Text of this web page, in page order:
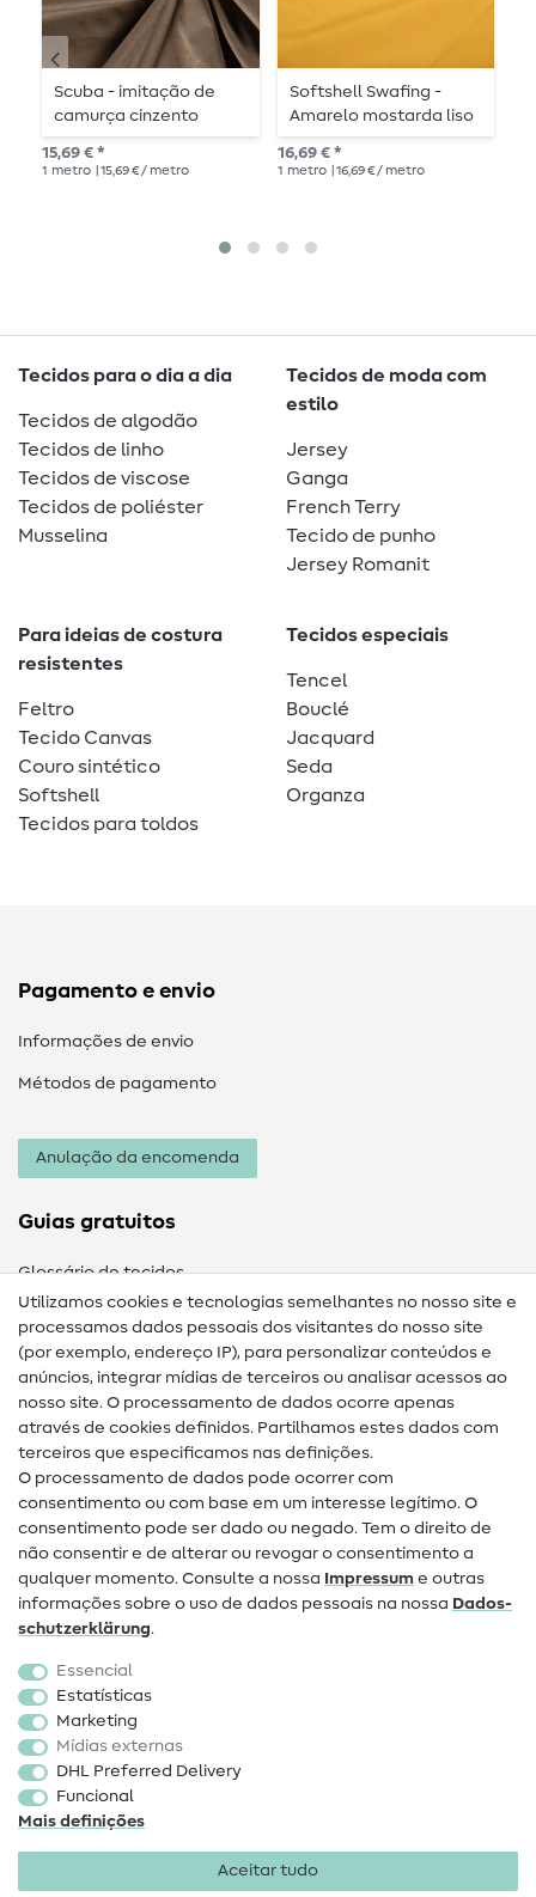
Scuba - imitação de
camurça cinzento
taupe
15,69 € *
1 metro | 15,69 € / metro
Softshell Swafing -
Amarelo mostarda liso
16,69 € *
1 metro | 16,69 € / metro
Tecidos para o dia a dia
Tecidos de algodão
Tecidos de linho
Tecidos de viscose
Tecidos de poliéster
Musselina
Tecidos de moda com
estilo
Jersey
Ganga
French Terry
Tecido de punho
Jersey Romanit
Para ideias de costura
resistentes
Feltro
Tecido Canvas
Couro sintético
Softshell
Tecidos para toldos
Tecidos especiais
Tencel
Bouclé
Jacquard
Seda
Organza
Pagamento e envio
Informações de envio
Métodos de pagamento
Anulação da encomenda
Guias gratuitos
Glossário de tecidos
Guias de costura
Ajuda e contacto
Contacto
Mudança de proprietário
Perguntas frequentes (FAQ)
Direito de cancelamento
Popular
Tecidos
Acessórios de costura
Promoção
Utilizamos cookies e tecnologias semelhantes no nosso site e
processamos dados pessoais dos visitantes do nosso site
(por exemplo, endereço IP), para personalizar conteúdos e
anúncios, integrar mídias de terceiros ou analisar acessos ao
nosso site. O processamento de dados ocorre apenas
através de cookies definidos. Partilhamos estes dados com
terceiros que especificamos nas definições.
O processamento de dados pode ocorrer com
consentimento ou com base em um interesse legítimo. O
consentimento pode ser dado ou negado. Tem o direito de
não consentir e de alterar ou revogar o consentimento a
qualquer momento. Consulte a nossa Impressum e outras
informações sobre o uso de dados pessoais na nossa Dados­
schutz­erklärung.
Essencial
Estatísticas
Marketing
Mídias externas
DHL Preferred Delivery
Funcional
Mais definições
Aceitar tudo